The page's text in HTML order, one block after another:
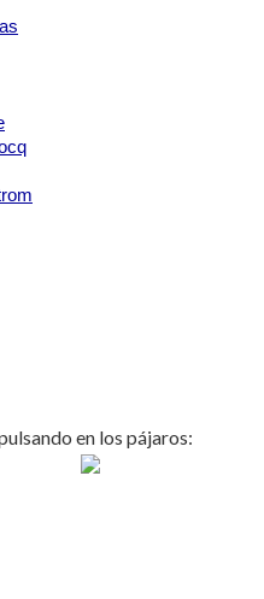
en los pájaros: